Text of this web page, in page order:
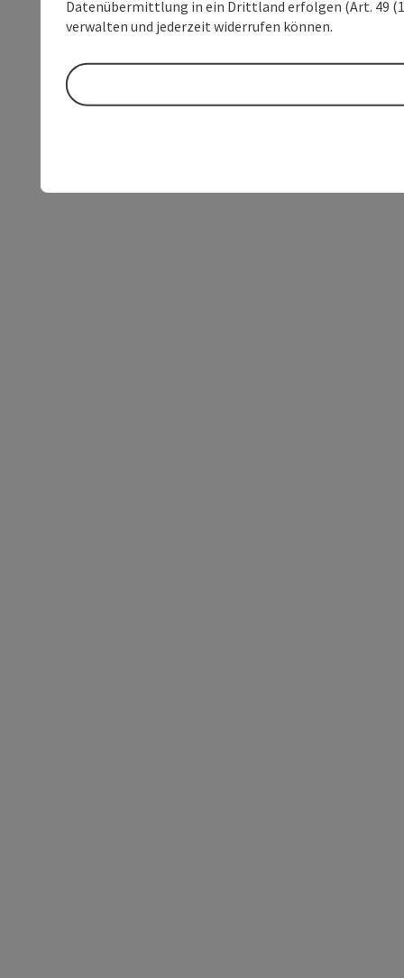
Datenübermittlung in ein Drittland erfolgen (Art. 49
verwalten und jederzeit widerrufen können.